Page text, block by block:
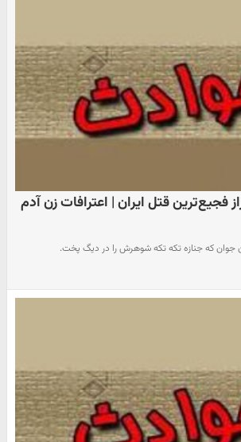
فجیع‌ترین قتل ایران | اعترافات زن آدم
جوان که جنازه تکه تکه شوهرش را در دیگ پخت.